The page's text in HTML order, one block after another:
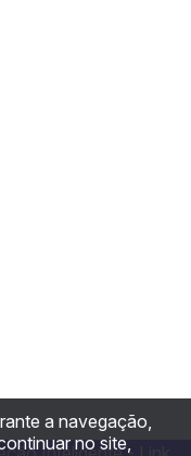
a navegação,
no site,